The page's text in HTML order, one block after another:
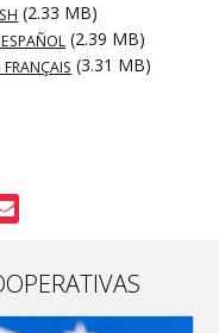
(2.33 MB)
(2.39 MB)
(3.31 MB)